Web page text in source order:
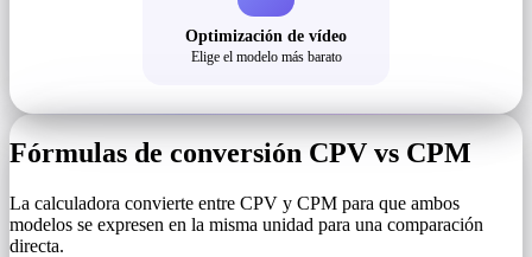
Optimización de vídeo
Elige el modelo más barato
Fórmulas de conversión CPV vs CPM
La calculadora convierte entre CPV y CPM para que ambos
modelos se expresen en la misma unidad para una comparación
directa.